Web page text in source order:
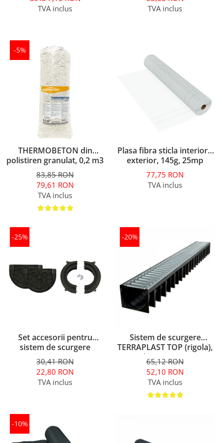
TVA inclus
TVA inclus
-5%
THERMOBETON din
polistiren granulat, 0,2 m3
83,85 RON
79,61 RON
TVA inclus
Plasa fibra sticla interior /
exterior, 145g, 25mp
77,75 RON
TVA inclus
-25%
Set accesorii pentru
sistem de scurgere
TERRAPLAST TOP-AC
30,41 RON
22,80 RON
TVA inclus
-20%
Sistem de scurgere
TERRAPLAST TOP (rigola),
lungime 1m
65,12 RON
52,10 RON
TVA inclus
-10%